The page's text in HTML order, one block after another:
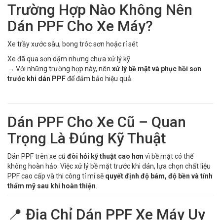
Trường Hợp Nào Không Nên
Dán PPF Cho Xe Máy?
Xe trầy xước sâu, bong tróc sơn hoặc rỉ sét
Xe đã qua sơn dặm nhưng chưa xử lý kỹ
→ Với những trường hợp này, nên xử lý bề mặt và phục hồi sơn
trước khi dán PPFđể đảm bảo hiệu quả.
Dán PPF Cho Xe Cũ – Quan
Trọng Là Đúng Kỹ Thuật
Dán PPF trên xe cũ đòi hỏi kỹ thuật cao hơn vì bề mặt có thể
không hoàn hảo. Việc xử lý bề mặt trước khi dán, lựa chọn chất liệu
PPF cao cấp và thi công tỉ mỉ sẽ quyết định độ bám, độ bền và tính
thẩm mỹ sau khi hoàn thiện
📍 Địa Chỉ Dán PPF Xe Máy Uy